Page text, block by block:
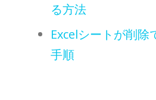
る方法
Excelシートが削除
手順